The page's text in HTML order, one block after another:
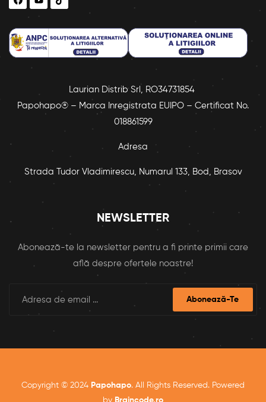
Laurian Distrib Srl, RO34731854
Papohapo® – Marca Inregistrata EUIPO – Certificat No.
018861599
Adresa
Strada Tudor Vladimirescu, Numarul 133, Bod, Brasov
NEWSLETTER
Abonează-te la newsletter pentru a fi printe primii care
află despre ofertele noastre!
Abonează-Te
Copyright © 2024 Papohapo. All Rights Reserved. Powered